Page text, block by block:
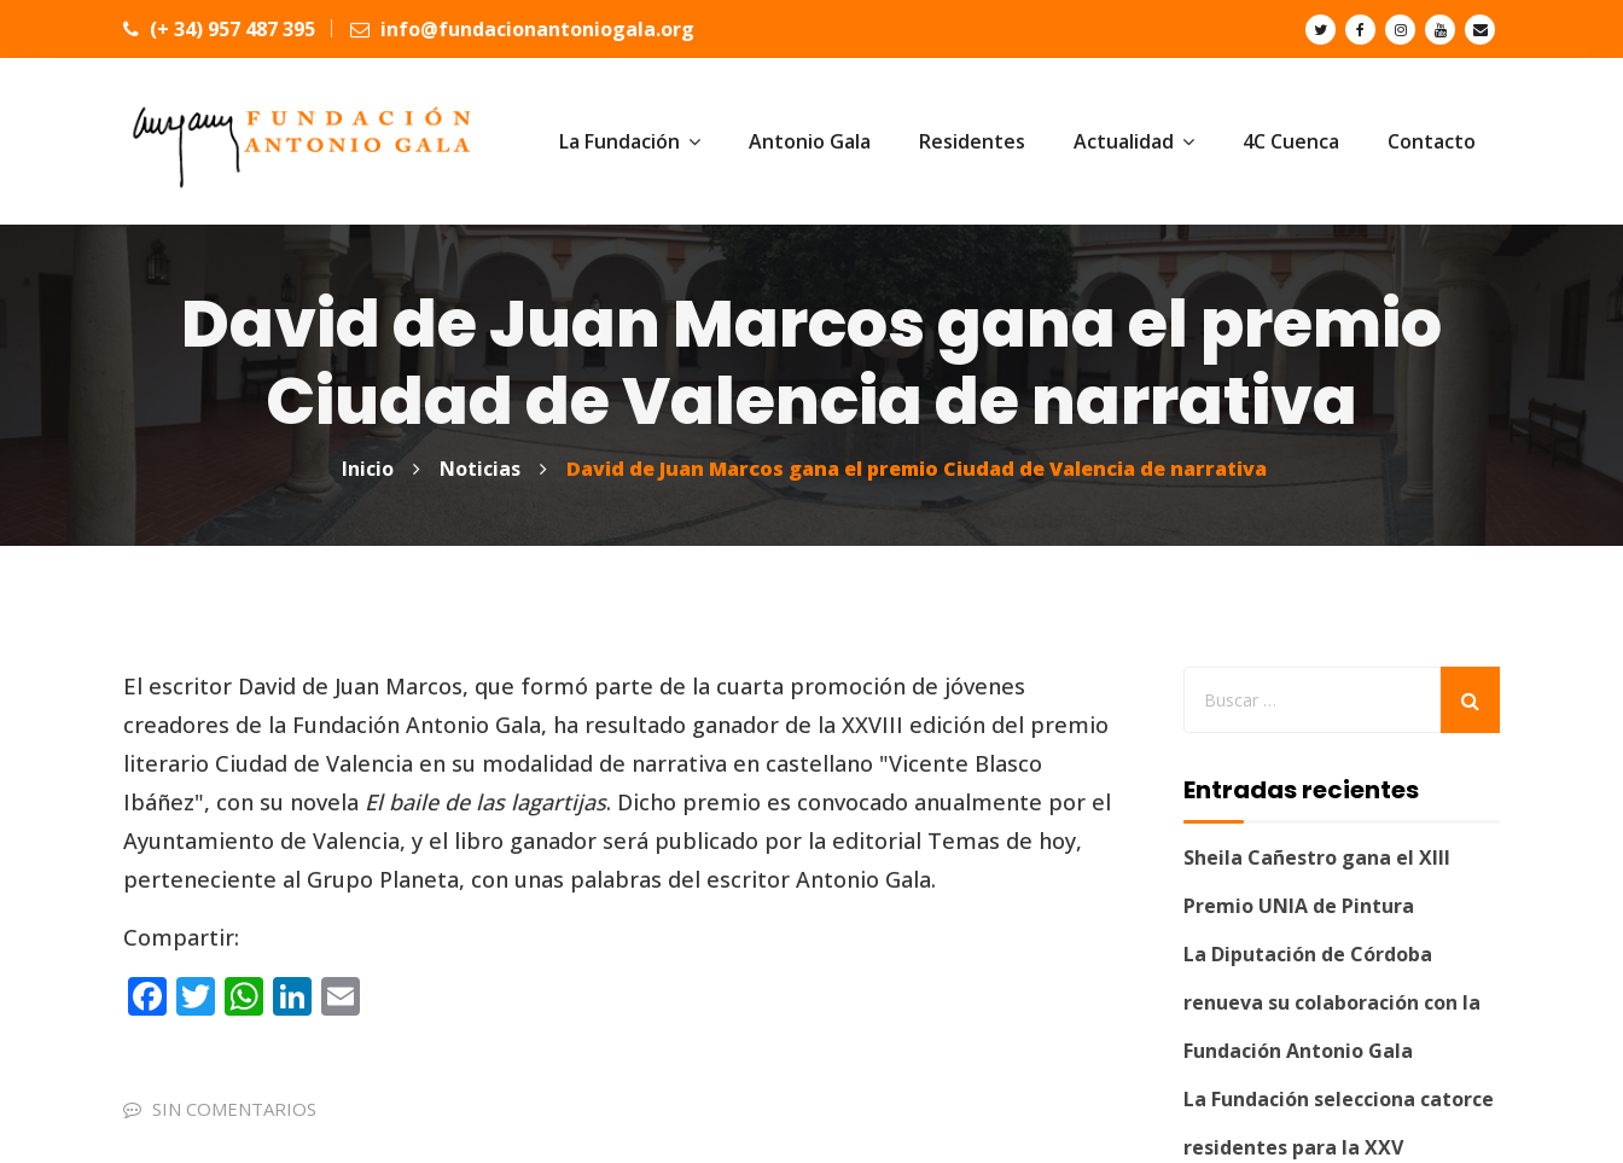
(+ 34) 957 487 395 info@fundacionantoniogala.org
La Fundación Antonio Gala Residentes Actualidad 4C Cuenca Contacto
David de Juan Marcos gana el premio
Ciudad de Valencia de narrativa
Inicio Noticias David de Juan Marcos gana el premio Ciudad de Valencia de narrativa
El escritor David de Juan Marcos, que formó parte de la cuarta promoción de jóvenes
creadores de la Fundación Antonio Gala, ha resultado ganador de la XXVIII edición del premio
literario Ciudad de Valencia en su modalidad de narrativa en castellano "Vicente Blasco
Ibáñez", con su novela El baile de las lagartijas. Dicho premio es convocado anualmente por el
Ayuntamiento de Valencia, y el libro ganador será publicado por la editorial Temas de hoy,
perteneciente al Grupo Planeta, con unas palabras del escritor Antonio Gala.
Compartir:
F
e
T
te
W
ts
Li
e
SIN COMENTARIOS
Entradas recientes
Sheila Cañestro gana el XIII
Premio UNIA de Pintura
La Diputación de Córdoba
renueva su colaboración con la
Fundación Antonio Gala
La Fundación selecciona catorce
residentes para la XXV